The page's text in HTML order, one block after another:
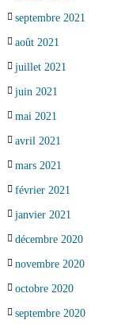
septembre 2021
août 2021
juillet 2021
juin 2021
mai 2021
avril 2021
mars 2021
février 2021
janvier 2021
décembre 2020
novembre 2020
octobre 2020
septembre 2020